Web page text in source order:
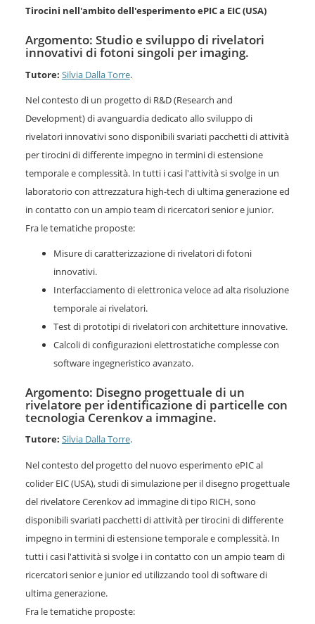
Tirocini nell'ambito dell'esperimento ePIC a EIC (USA)
Argomento: Studio e sviluppo di rivelatori
innovativi di fotoni singoli per imaging.
Tutore: Silvia Dalla Torre.
Nel contesto di un progetto di R&D (Research and
Development) di avanguardia dedicato allo sviluppo di
rivelatori innovativi sono disponibili svariati pacchetti di attività
per tirocini di differente impegno in termini di estensione
temporale e complessità. In tutti i casi l'attività si svolge in un
laboratorio con attrezzatura high-tech di ultima generazione ed
in contatto con un ampio team di ricercatori senior e junior.
Fra le tematiche proposte:
Misure di caratterizzazione di rivelatori di fotoni
innovativi.
Interfacciamento di elettronica veloce ad alta risoluzione
temporale ai rivelatori.
Test di prototipi di rivelatori con architetture innovative.
Calcoli di configurazioni elettrostatiche complesse con
software ingegneristico avanzato.
Argomento: Disegno progettuale di un
rivelatore per identificazione di particelle con
tecnologia Cerenkov a immagine.
Tutore: Silvia Dalla Torre.
Nel contesto del progetto del nuovo esperimento ePIC al
colider EIC (USA), studi di simulazione per il disegno progettuale
del rivelatore Cerenkov ad immagine di tipo RICH, sono
disponibili svariati pacchetti di attività per tirocini di differente
impegno in termini di estensione temporale e complessità. In
tutti i casi l'attività si svolge i in contatto con un ampio team di
ricercatori senior e junior ed utilizzando tool di software di
ultima generazione.
Fra le tematiche proposte: